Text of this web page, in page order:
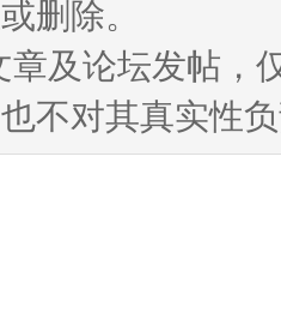
删除。
章及论坛发帖，
不对其真实性